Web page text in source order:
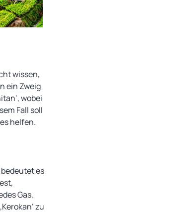
wissen,
ein Zweig
wobei
Fall soll
helfen.
es
Gas,
zu